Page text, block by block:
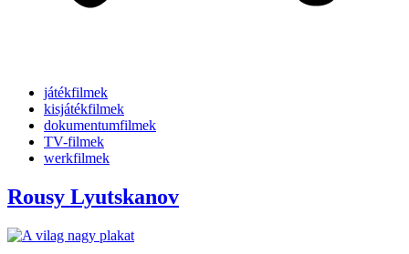
játékfilmek
kisjátékfilmek
dokumentumfilmek
TV-filmek
werkfilmek
Rousy Lyutskanov